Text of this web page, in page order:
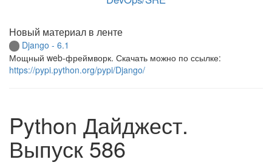
Новый материал в ленте
Django - 6.1
Мощный web-фреймворк. Скачать можно по ссылке:
https://pypi.python.org/pypi/Django/
Python Дайджест.
Выпуск 586